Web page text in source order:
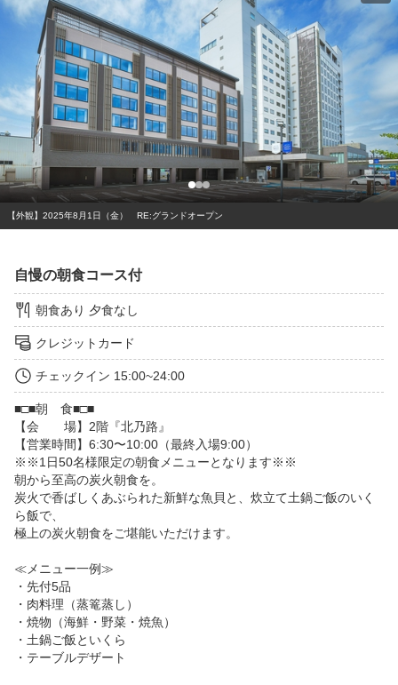
【外観】2025年8月1日（金） RE:グランドオープン
自慢の朝食コース付
朝食あり 夕食なし
クレジットカード
チェックイン 15:00~24:00
■□■朝　食■□■
【会　　場】2階『北乃路』
【営業時間】6:30〜10:00（最終入場9:00）
※※1日50名様限定の朝食メニューとなります※※
朝から至高の炭火朝食を。
炭火で香ばしくあぶられた新鮮な魚貝と、炊立て土鍋ご飯のいく
ら飯で、
極上の炭火朝食をご堪能いただけます。
≪メニュー一例≫
・先付5品
・肉料理（蒸篭蒸し）
・焼物（海鮮・野菜・焼魚）
・土鍋ご飯といくら
・テーブルデザート